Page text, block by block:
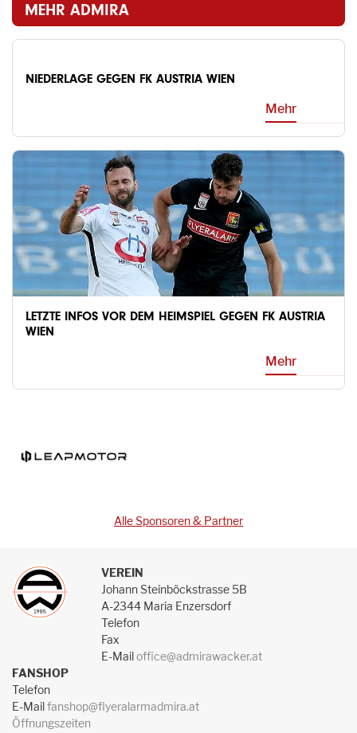
MEHR ADMIRA
NIEDERLAGE GEGEN FK AUSTRIA WIEN
Mehr
LETZTE INFOS VOR DEM HEIMSPIEL GEGEN FK AUSTRIA
WIEN
Mehr
Alle Sponsoren & Partner
VEREIN
Johann Steinböckstrasse 5B
A-2344 Maria Enzersdorf
Telefon
Fax
E-Mailoffice@admirawacker.at
FANSHOP
Telefon
E-Mailfanshop@flyeralarmadmira.at
Öffnungszeiten